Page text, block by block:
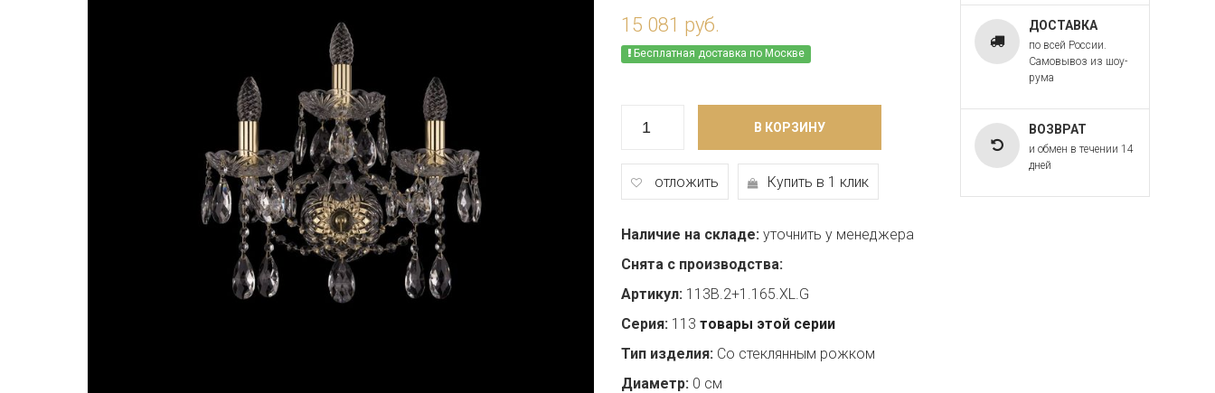
15 081 руб.
Бесплатная доставка по Москве
В КОРЗИНУ
отложить Купить в 1 клик
Наличие на складе: уточнить у менеджера
Снята с производства:
Артикул: 113B.2+1.165.XL.G
Серия: 113 товары этой серии
Тип изделия: Со стеклянным рожком
Диаметр: 0 см
ДОСТАВКА
по всей России.
Самовывоз из шоу-
рума
ВОЗВРАТ
и обмен в течении 14
дней